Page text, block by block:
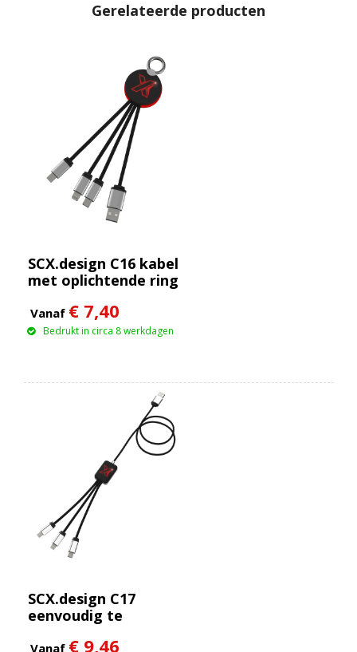
Gerelateerde producten
SCX.design C16 kabel
met oplichtende ring
Vanaf € 7,40
Bedrukt in circa 8 werkdagen
SCX.design C17
eenvoudig te
Vanaf € 9,46